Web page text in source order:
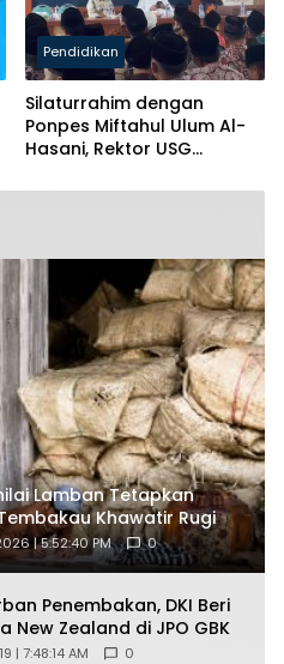
Pendidikan
Silaturrahim dengan
Ponpes Miftahul Ulum Al-
Hasani, Rektor USG
Beasiswa
Lamban Tetapkan
Khawatir Rugi
| 5:52:40 PM 0
Penembakan, DKI Beri
New Zealand di JPO GBK
| 7:48:14 AM 0